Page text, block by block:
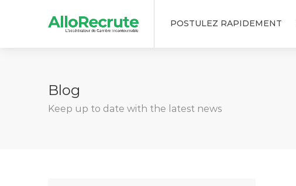
POSTULEZ RAPIDEMENT
Blog
Keep up to date with the latest news